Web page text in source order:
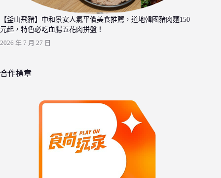
【釜山飛豬】中和景安人氣平價美食推薦，道地韓國豬肉麵150
元起，特色必吃血腸五花肉拼盤！
2026 年 7 月 27 日
合作標章